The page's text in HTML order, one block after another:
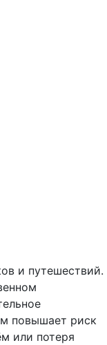
и путешествий.
повышает риск
или потеря